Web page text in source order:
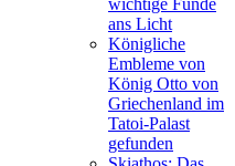
wichtige Funde
ans Licht
Königliche
Embleme von
König Otto von
Griechenland im
Tatoi-Palast
gefunden